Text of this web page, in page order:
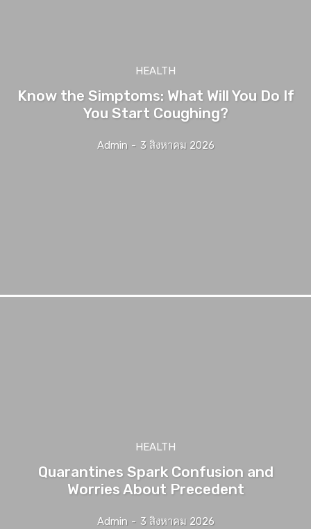
HEALTH
Know the Simptoms: What Will You Do If
You Start Coughing?
Admin - 3 สิงหาคม 2026
HEALTH
Quarantines Spark Confusion and
Worries About Precedent
Admin - 3 สิงหาคม 2026